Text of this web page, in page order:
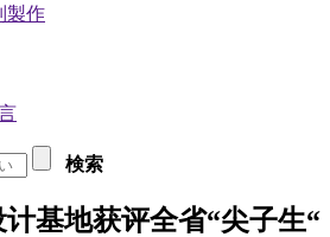
製作
検索
基地获评全省“尖子生“